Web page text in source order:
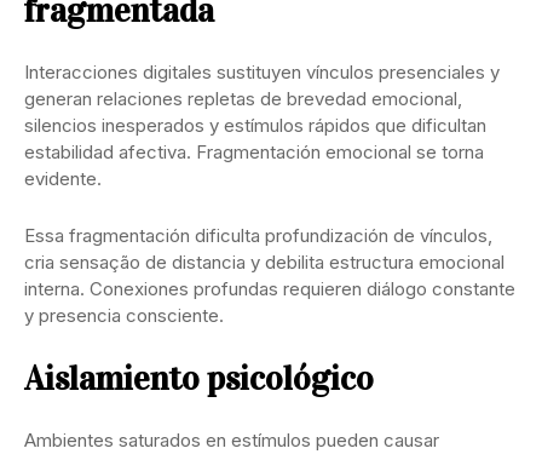
fragmentada
Interacciones digitales sustituyen vínculos presenciales y
generan relaciones repletas de brevedad emocional,
silencios inesperados y estímulos rápidos que dificultan
estabilidad afectiva. Fragmentación emocional se torna
evidente.
Essa fragmentación dificulta profundización de vínculos,
cria sensação de distancia y debilita estructura emocional
interna. Conexiones profundas requieren diálogo constante
y presencia consciente.
Aislamiento psicológico
Ambientes saturados en estímulos pueden causar